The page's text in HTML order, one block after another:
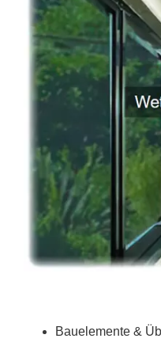
Bauelemente &